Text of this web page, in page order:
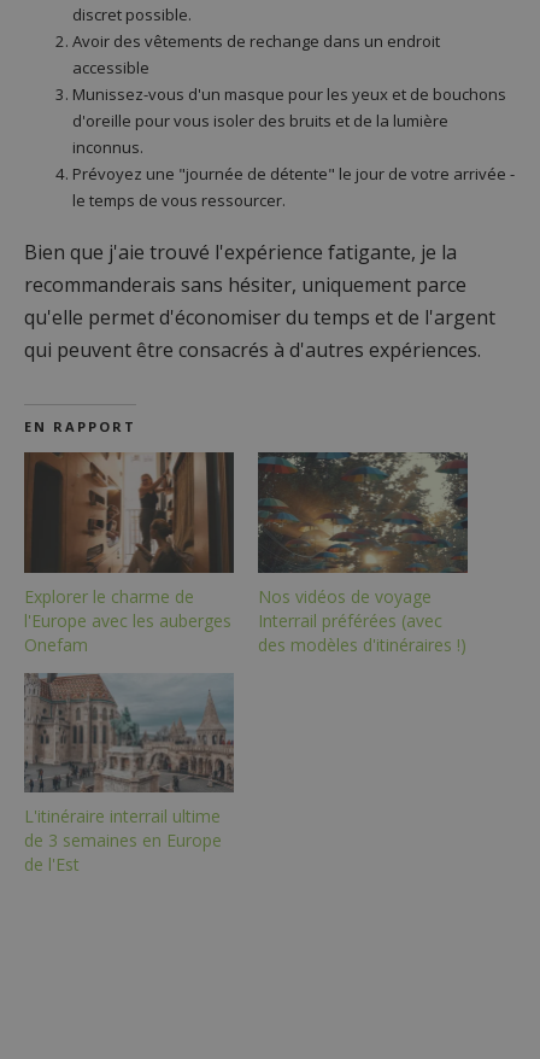
discret possible.
Avoir des vêtements de rechange dans un endroit
accessible
Munissez-vous d'un masque pour les yeux et de bouchons
d'oreille pour vous isoler des bruits et de la lumière
inconnus.
Prévoyez une "journée de détente" le jour de votre arrivée -
le temps de vous ressourcer.
Bien que j'aie trouvé l'expérience fatigante, je la
recommanderais sans hésiter, uniquement parce
qu'elle permet d'économiser du temps et de l'argent
qui peuvent être consacrés à d'autres expériences.
EN RAPPORT
Explorer le charme de
l'Europe avec les auberges
Onefam
Nos vidéos de voyage
Interrail préférées (avec
des modèles d'itinéraires !)
L'itinéraire interrail ultime
de 3 semaines en Europe
de l'Est